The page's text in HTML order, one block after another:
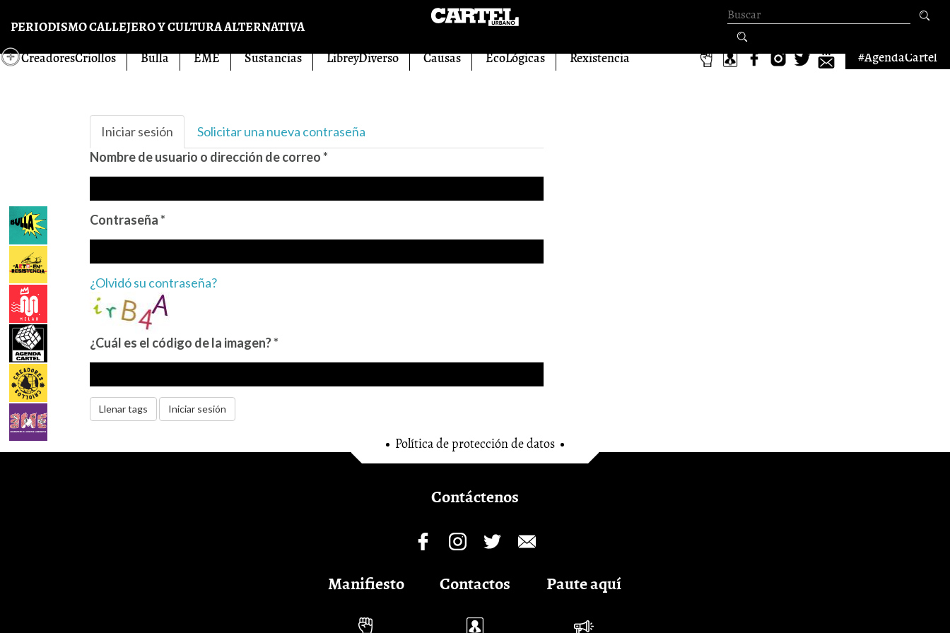
PERIODISMO CALLEJERO Y CULTURA ALTERNATIVA
Formulario de
búsqueda
CreadoresCriollos Bulla EME Sustancias LibreyDiverso Causas EcoLógicas Rexistencia #AgendaCartel
Solapas principales
Iniciar sesión (solapa
activa)
Solicitar una nueva contraseña
Nombre de usuario o dirección de correo*
Contraseña*
¿Olvidó su contraseña?
¿Cuál es el código de la imagen?*
Llenar tags Iniciar sesión
Política de protección de datos
Contáctenos
Manifiesto Contactos Paute aquí